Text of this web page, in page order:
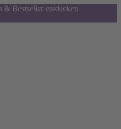
& Bestseller entdecken